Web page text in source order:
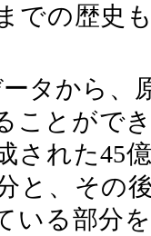
での歴史
タから、
ことがで
された45
と、その
いる部分